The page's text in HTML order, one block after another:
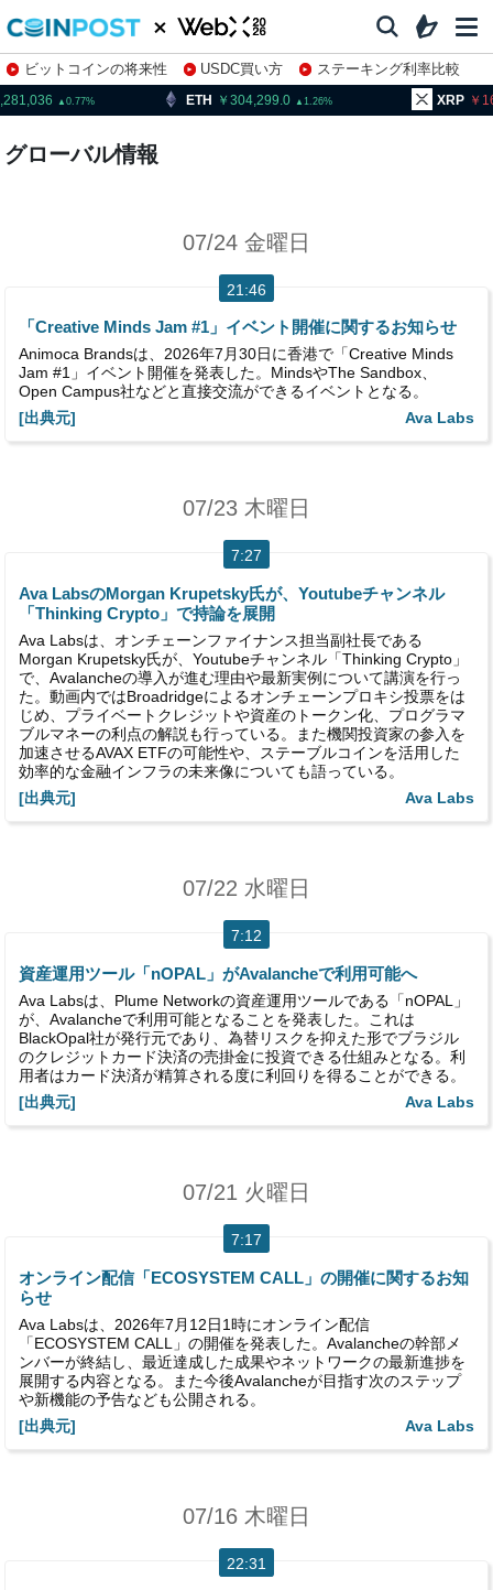
ビットコインの将来性 USDC買い方
ステーキング利率比較
株特集・関連銘柄
0.77 ETH 304,299.0 1.26 XRP
グローバル情報
07/24 金曜日
21:46
「Creative Minds Jam #1」イベント開催に関するお知らせ
Animoca Brandsは、2026年7月30日に香港で「Creative Minds
Jam #1」イベント開催を発表した。MindsやThe Sandbox、
Open Campus社などと直接交流ができるイベントとなる。
[出典元]
Ava Labs
07/23 木曜日
7:27
Ava LabsのMorgan Krupetsky氏が、Youtubeチャンネル
「Thinking Crypto」で持論を展開
Ava Labsは、オンチェーンファイナンス担当副社長である
Morgan Krupetsky氏が、Youtubeチャンネル「Thinking Crypto」
で、Avalancheの導入が進む理由や最新実例について講演を行っ
た。動画内ではBroadridgeによるオンチェーンプロキシ投票をは
じめ、プライベートクレジットや資産のトークン化、プログラマ
ブルマネーの利点の解説も行っている。また機関投資家の参入を
加速させるAVAX ETFの可能性や、ステーブルコインを活用した
効率的な金融インフラの未来像についても語っている。
[出典元]
Ava Labs
07/22 水曜日
7:12
資産運用ツール「nOPAL」がAvalancheで利用可能へ
Ava Labsは、Plume Networkの資産運用ツールである「nOPAL」
が、Avalancheで利用可能となることを発表した。これは
BlackOpal社が発行元であり、為替リスクを抑えた形でブラジル
のクレジットカード決済の売掛金に投資できる仕組みとなる。利
用者はカード決済が精算される度に利回りを得ることができる。
[出典元]
Ava Labs
07/21 火曜日
7:17
オンライン配信「ECOSYSTEM CALL」の開催に関するお知
らせ
Ava Labsは、2026年7月12日1時にオンライン配信
「ECOSYSTEM CALL」の開催を発表した。Avalancheの幹部メ
ンバーが終結し、最近達成した成果やネットワークの最新進捗を
展開する内容となる。また今後Avalancheが目指す次のステップ
や新機能の予告なども公開される。
[出典元]
Ava Labs
07/16 木曜日
22:31